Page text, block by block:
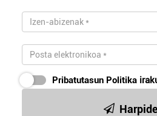
Pribatutasun Politika